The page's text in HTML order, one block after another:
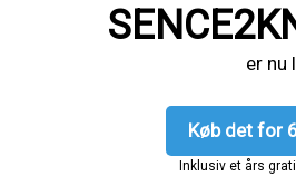
er nu
Køb det for
Inklusiv et års